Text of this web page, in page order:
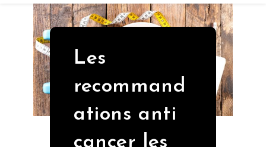
Les
recommand
ations anti
cancer les